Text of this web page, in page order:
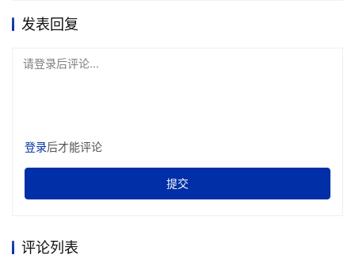
发表回复
请登录后评论...
登录后才能评论
提交
评论列表